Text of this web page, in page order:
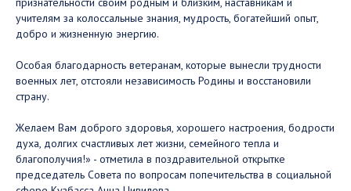
учителям за колоссальные знания, мудрость, богатейший опыт,
добро и жизненную энергию.
Особая благодарность ветеранам, которые вынесли трудности
военных лет, отстояли независимость Родины и восстановили
страну.
Желаем Вам доброго здоровья, хорошего настроения, бодрости
духа, долгих счастливых лет жизни, семейного тепла и
благополучия!» - отметила в поздравительной открытке
председатель Совета по вопросам попечительства в социальной